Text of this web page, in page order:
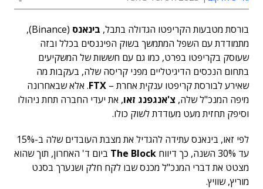
בורסת מטבעות הקריפטו הגדולה בתבל, בינאנס
(Binance),
מתמודדת עם השפל המתמשך בשוק הפיננסים בכלל ובזה
שעוסק בקריפטו בפרט, כמו גם עם חששות של המשקיעים
בתחום הנכסים הדיגיטליים מפני קריסה שלה, בעקבות מה
שאירע לבורסת קריפטו ענקית אחרת – FTX. אלא שבאחרונה
מיפה המנכ"ל שלה, צ'אנגפנג זאו, את יעדי החברה תחת ניהולו
וסיפק תחזית מעט מעודדת לשוק כולו.
לפי זאו, בינאנס עתידה להגדיל את מצבת העובדים שלה ב-15%
עד 30% השנה, כך דיווח
The Block ביום ד' האחרון, תוך שהוא
מצטט את דברי המנכ"ל מכנס שבו לקח חלק ושנערך בסנט
מוריץ, שוויץ.